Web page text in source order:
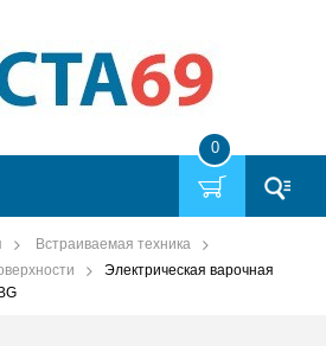
0
Встраиваемая техника
Электрическая варочная